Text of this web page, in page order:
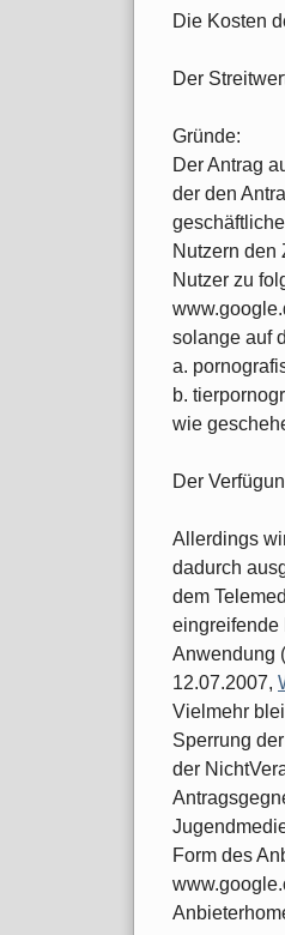
Die Kosten
Der
Gründe:
Der Antrag
der den
Nutzern den
Nutzer zu
solange auf
a.
b.
wie
Der
Allerdings
dadurch
dem
eingreifende
Anwendung
12.07.2007,
Vielmehr
Sperrung
der
Form des